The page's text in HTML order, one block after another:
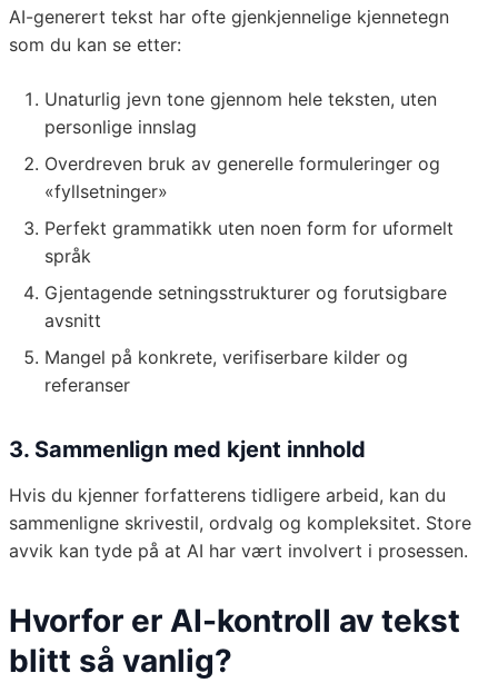
AI-generert tekst har ofte gjenkjennelige kjennetegn
som du kan se etter:
Unaturlig jevn tone gjennom hele teksten, uten
personlige innslag
Overdreven bruk av generelle formuleringer og
«fyllsetninger»
Perfekt grammatikk uten noen form for uformelt
språk
Gjentagende setningsstrukturer og forutsigbare
avsnitt
Mangel på konkrete, verifiserbare kilder og
referanser
3. Sammenlign med kjent innhold
Hvis du kjenner forfatterens tidligere arbeid, kan du
sammenligne skrivestil, ordvalg og kompleksitet. Store
avvik kan tyde på at AI har vært involvert i prosessen.
Hvorfor er AI-kontroll av tekst
blitt så vanlig?